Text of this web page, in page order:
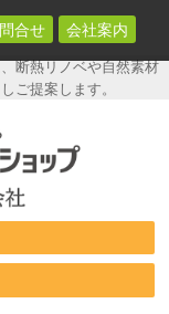
断熱リノベや自然素材
ご提案します。
のリフ
《大栄
設》
合せ 会社案内